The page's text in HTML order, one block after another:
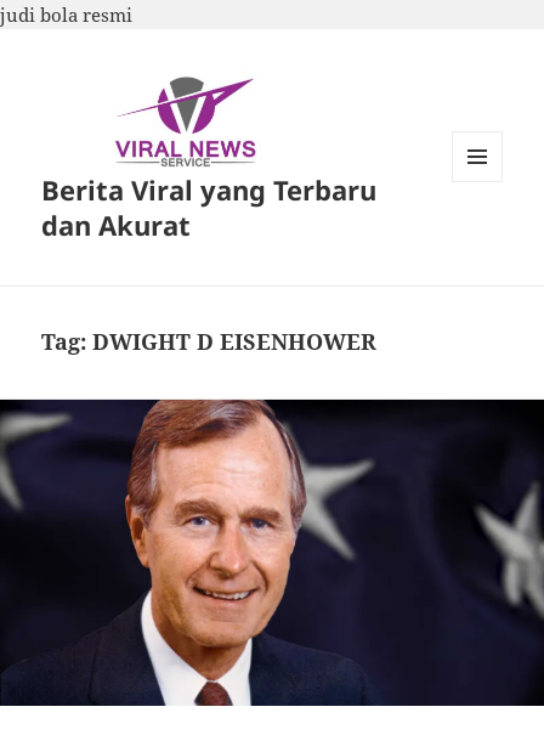
judi bola resmi
Berita Viral yang Terbaru
dan Akurat
Tag:DWIGHT D EISENHOWER